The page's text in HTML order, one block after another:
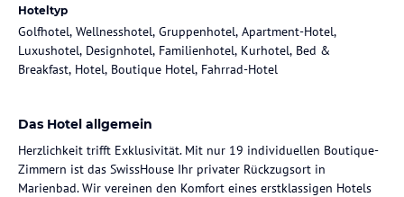
Hoteltyp
Golfhotel, Wellnesshotel, Gruppenhotel, Apartment-Hotel,
Luxushotel, Designhotel, Familienhotel, Kurhotel, Bed &
Breakfast, Hotel, Boutique Hotel, Fahrrad-Hotel
Das Hotel allgemein
Herzlichkeit trifft Exklusivität. Mit nur 19 individuellen Boutique-
Zimmern ist das SwissHouse Ihr privater Rückzugsort in
Marienbad. Wir vereinen den Komfort eines erstklassigen Hotels